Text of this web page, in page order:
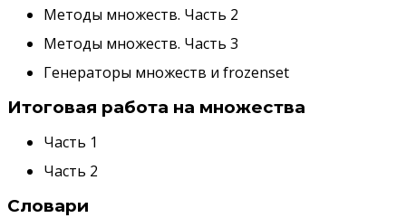
Методы множеств. Часть 2
Методы множеств. Часть 3
Генераторы множеств и frozenset
Итоговая работа на множества
Часть 1
Часть 2
Словари